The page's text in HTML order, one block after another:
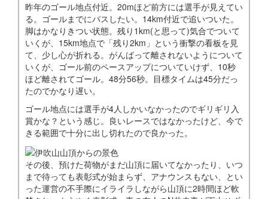
昨年のゴール地点付近。20mほど前方には選手が見えてい
る。ゴールまでにパスしたい。14km付近で追いついた。
脚はかなりきつい状態。残り1km(と思って)気合でついて
いくが、15km地点で「残り2km」という衝撃の看板を見
て、少し心が折れる。がんばって離されないようについて
いくが、ゴール前のペースアップについていけず、10秒
ほど離されてゴール。48分56秒。目標タイムは45分だっ
たのでかなり遅い。
ゴール地点には選手が4人しかいなかったのでギリギリ入
賞かな？という感じ。良いレースではなかったけど、今で
きる範囲で十分に出し切れたので良かった。
その後、預けた荷物がまだ山頂に届いてなかったり、いつ
まで待っても表彰式が始まらず、アナウンスもない、とい
った運営の不手際にイライラしながら山頂に2時間ほど軟